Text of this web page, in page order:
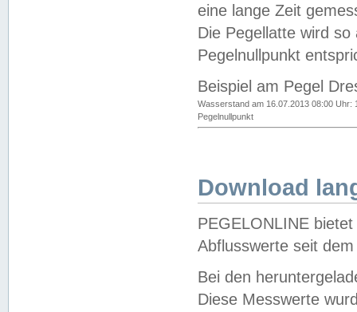
eine lange Zeit
Die Pegellatte wird
Pegelnullpunkt
Beispiel am Pegel
Wasserstand am 16.07.2013 08:00 Uhr:
Pegelnullpunkt
Download
PEGELONLINE
Abflusswerte seit
Bei den
Diese Messwerte